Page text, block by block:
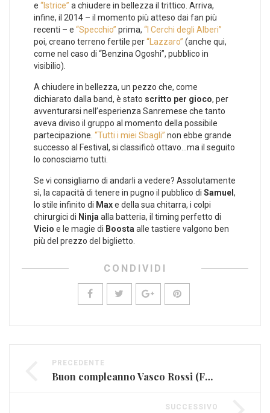
e “Istrice” a chiudere in bellezza il trittico. Arriva,
infine, il 2014 – il momento più atteso dai fan più
recenti – e “Specchio” prima, “I Cerchi degli Alberi”
poi, creano terreno fertile per“Lazzaro” (anche qui,
come nel caso di “Benzina Ogoshi”, pubblico in
visibilio).
A chiudere in bellezza, un pezzo che, come
dichiarato dalla band, è stato scritto per gioco, per
avventurarsi nell’esperienza Sanremese che tanto
aveva diviso il gruppo al momento della possibile
partecipazione. “Tutti i miei Sbagli” non ebbe grande
successo al Festival, si classificò ottavo…ma il seguito
lo conosciamo tutti.
Se vi consigliamo di andarli a vedere? Assolutamente
sì, la capacità di tenere in pugno il pubblico di Samuel ,
lo stile infinito di Maxe della sua chitarra, i colpi
chirurgici di Ninjaalla batteria, il timing perfetto di
Vicio e le magie di Boostaalle tastiere valgono ben
più del prezzo del biglietto.
CONDIVIDI
PRECEDENTE
Buon compleanno Vasco Rossi (FOTO E VIDEO)
SUCCESSIVO